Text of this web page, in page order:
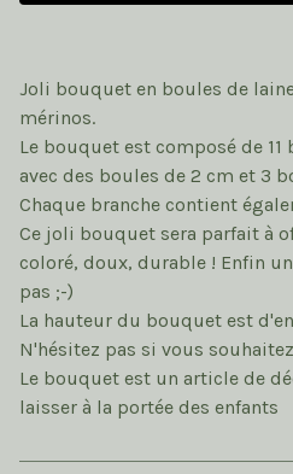
Joli bouquet en boules de
mérinos.
Le bouquet est composé de
avec des boules de 2 cm et 3
Chaque branche contient
Ce joli bouquet sera parfait à
coloré, doux, durable ! Enfin
pas ;-)
La hauteur du bouquet est
N'hésitez pas si vous
Le bouquet est un article de
laisser à la portée des enfants